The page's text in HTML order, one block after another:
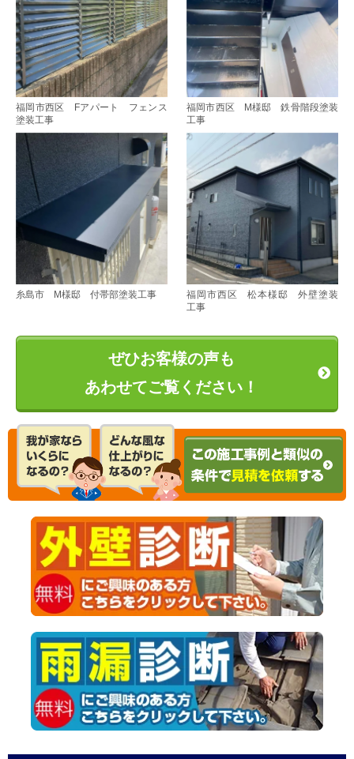
福岡市西区 Fアパート フェンス
塗装工事
福岡市西区 M様邸 鉄骨階段塗装
工事
糸島市 M様邸 付帯部塗装工事
福岡市西区 松本様邸 外壁塗装
工事
ぜひお客様の声も
あわせてご覧ください！